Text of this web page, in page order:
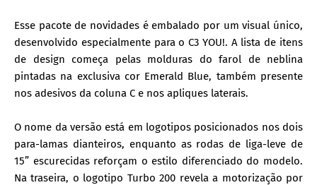
Esse pacote de novidades é embalado por um visual único,
desenvolvido especialmente para o C3 YOU!. A lista de itens
de design começa pelas molduras do farol de neblina
pintadas na exclusiva cor Emerald Blue, também presente
nos adesivos da coluna C e nos apliques laterais.
O nome da versão está em logotipos posicionados nos dois
para-lamas dianteiros, enquanto as rodas de liga-leve de
15” escurecidas reforçam o estilo diferenciado do modelo.
Na traseira, o logotipo Turbo 200 revela a motorização por